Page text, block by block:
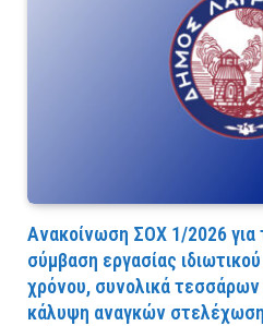
Ανακοίνωση ΣΟΧ 1/2026
σύμβαση εργασίας
χρόνου, συνολικά
κάλυψη αναγκών